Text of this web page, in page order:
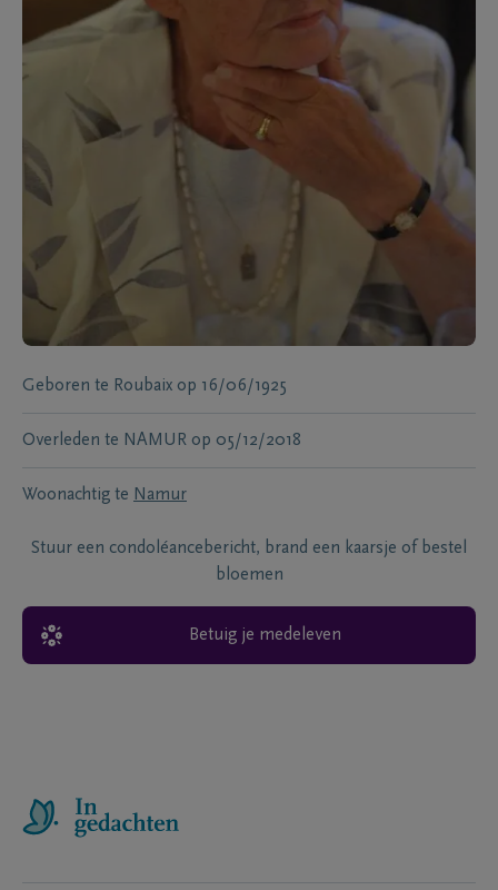
Geboren te Roubaix op 16/06/1925
Overleden te NAMUR op 05/12/2018
Woonachtig te Namur
Stuur een condoléancebericht, brand een kaarsje of bestel
bloemen
Betuig je medeleven